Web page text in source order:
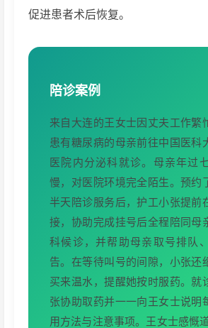
促进患者术后恢复。
陪诊案例
来自大连的王女士因丈夫工作繁
患有糖尿病的母亲前往中国医科
医院内分泌科就诊。母亲年过
慢，对医院环境完全陌生。预约
半天陪诊服务后，护工小张提前
接，协助完成挂号后全程陪同母
科候诊，并帮助母亲取号排队
告。在等待叫号的间隙，小张还
买来温水，提醒她按时服药。就
张协助取药并一一向王女士说明
用方法与注意事项。王女士感慨